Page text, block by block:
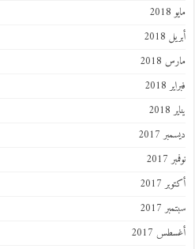
2018
2017
2017
2017
2017